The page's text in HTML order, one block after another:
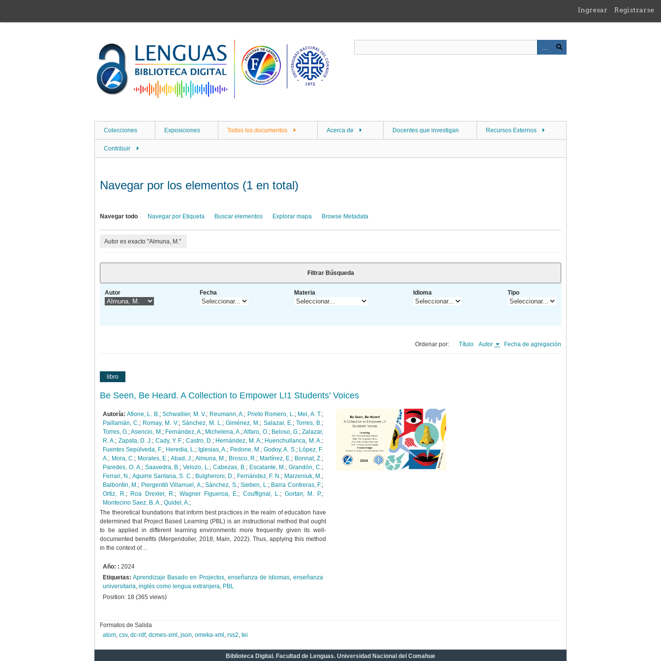
contenido
Ingresar Registrarse
Colecciones Exposiciones Todos los documentos Acerca de Docentes que investigan Recursos Externos
Contribuir
Navegar por los elementos (1 en total)
Navegar todo Navegar por Etiqueta Buscar elementos Explorar mapa Browse Metadata
Autor es exacto "Almuna, M."
Filtrar Búsqueda
Autor Fecha Materia Idioma Tipo
Ordenar por: Título Autor Fecha de agregación
libro
Be Seen, Be Heard. A Collection to Empower LI1 Students’ Voices
Autoría: Afione, L. B.; Schwallier, M. V.; Reumann, A.; Prieto Romero, L.; Mei, A. T.;
Paillamán, C.; Romay, M. V.; Sánchez, M. L.;Giménez, M.; Salazar, E.; Torres, B.;
Torres, G.;Asencio, M.; Fernández, A.; Michelena, A.;Alfaro, O.; Beloso, G.;Zalazar,
R. A.; Zapata, D. J.; Cady, Y. F.; Castro, D.; Hernández, M. A.; Huenchullanca, M. A.;
Fuentes Sepúlveda, F.; Heredia, L.; Iglesias, A.; Pedone, M.;Godoy, A. S.; López, F.
A.; Mora, C.; Morales, E.; Abad, J.; Almuna, M.; Brosco, R.; Martínez, E.; Bonnat, Z.;
Paredes, O. A.; Saavedra, B.;Velozo, L.; Cabezas, B.; Escalante, M.;Grandón, C.;
Ferrari, N.; Aguirre Santana, S. C.; Bulgheroni, D.; Fernández, F. N.; Marzeniuk, M.;
Balbontin, M.; Piergentili Villarruel, A.;Sánchez, S.;Sieben, L.; Barra Contreras, F.;
Ortiz, R.; Roa Drexler, R.; Wagner Figueroa, E.; Couffignal, L.; Gortan, M. P.;
Montecino Saez, B. A.; Quidel, A.;
The theoretical foundations that inform best practices in the realm of education have
determined that Project Based Learning (PBL) is an instructional method that ought
to be applied in different learning environments more frequently given its well-
documented benefits (Mergendoller, 2018; Main, 2022). Thus, applying this method
in the context of…
Año: : 2024
Etiquetas: Aprendizaje Basado en Projectos, enseñanza de idiomas, enseñanza
universitaria, inglés como lengua extranjera, PBL
Position: 18 (365 views)
Formatos de Salida
atom, csv, dc-rdf, dcmes-xml , json, omeka-xml , rss2, tei
Biblioteca Digital. Facultad de Lenguas. Universidad Nacional del Comahue